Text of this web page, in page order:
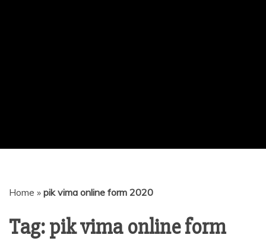
Home » pik vima online form 2020
Tag:pik vima online form